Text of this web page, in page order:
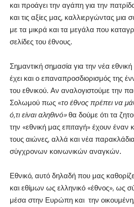
και προάγει την αγάπη για την
και τις αξίες μας, καλλιεργώντας μια
με τα μικρά και τα μεγάλα που
σελίδες του έθνους.
Σημαντική σημασία για την νέα
έχει και ο επαναπροσδιορισμός της
του εθνικού. Αν αναλογιστούμε την
Σολωμού πως «το έθνος πρέπει να
ό,τι είναι αληθινό»θα δούμε ότι τα
την «εθνική μας επιταγή» έχουν έναν
τους αιώνες, αλλά και νέα
σύγχρονων κοινωνικών αναγκών.
Εθνικό, αυτό δηλαδή που μας
και εθίμων ως ελληνικό «έθνος», ως
μέσα στην Ευρώπη και την